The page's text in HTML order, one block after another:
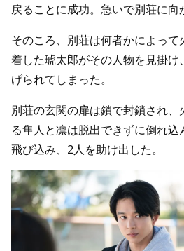
戻ることに成功。急いで別荘に向
そのころ、別荘は何者かによっ
着した琥太郎がその人物を見掛
げられてしまった。
別荘の玄関の扉は鎖で封鎖され
る隼人と凛は脱出できずに倒れ
飛び込み、2人を助け出した。